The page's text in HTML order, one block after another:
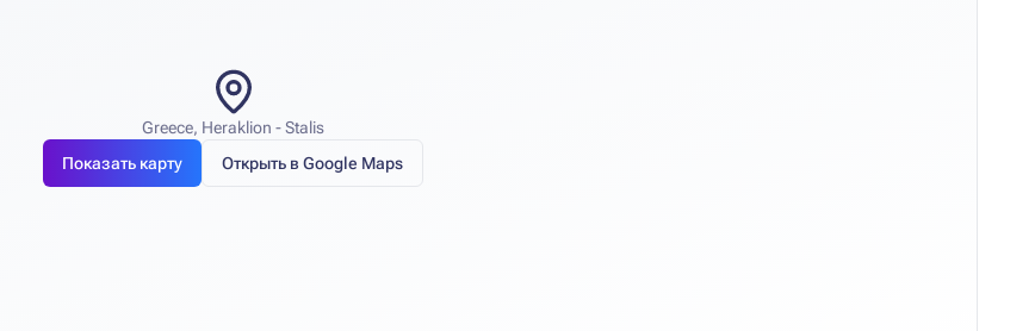
Greece, Heraklion - Stalis
Показать карту
Открыть в Google Maps